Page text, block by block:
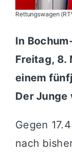
Rettungswagen
In
Freitag, 8.
einem
Der
Gegen
nach